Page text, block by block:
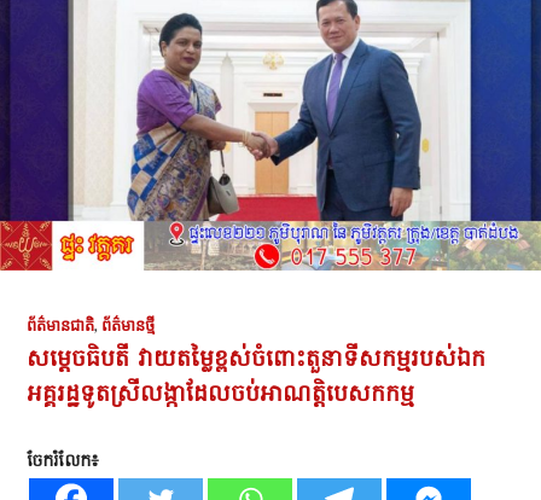
ព័ត៌មានជាតិ, ព័ត៌មានថ្មី
សម្តេចធិបតី​ វាយតម្លៃខ្ពស់ចំពោះតួនាទីសកម្មរបស់ឯក
អគ្គរដ្ឋទូតស្រីលង្កាដែលចប់អាណត្តិបេសកកម្ម
ចែករំលែក៖